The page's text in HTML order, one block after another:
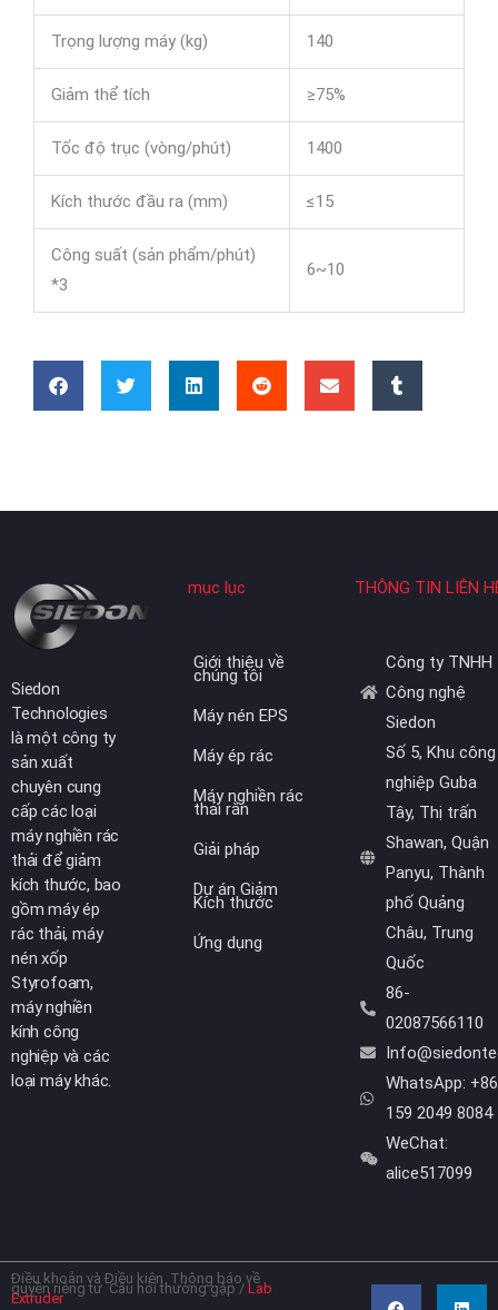
Trọng lượng máy (kg) 140
Giảm thể tích ≥75%
Tốc độ trục (vòng/phút) 1400
Kích thước đầu ra (mm) ≤15
Công suất (sản phẩm/phút)
*3
6~10
THÔNG TIN LIÊN
Công ty TNHH
Công nghệ
Siedon
Số 5, Khu công
nghiệp Guba
Tây, Thị trấn
Shawan, Quận
Panyu, Thành
phố Quảng
Châu, Trung
Quốc
86-
02087566110
WhatsApp: +86
159 2049 8084
WeChat:
alice517099
mục lục
Giới thiệu về
chúng tôi
Máy nén EPS
Máy ép rác
Máy nghiền rác
thải rắn
Giải pháp
Dự án Giảm
Kích thước
Ứng dụng
Siedon
Technologies
là một công ty
sản xuất
chuyên cung
cấp các loại
máy nghiền rác
thải để giảm
kích thước, bao
gồm máy ép
rác thải, máy
nén xốp
Styrofoam,
máy nghiền
kính công
nghiệp và các
loại máy khác.
Điều khoản và Điều kiện Thông báo về
quyền riêng tư Câu hỏi thường gặp/ Lab
Extruder